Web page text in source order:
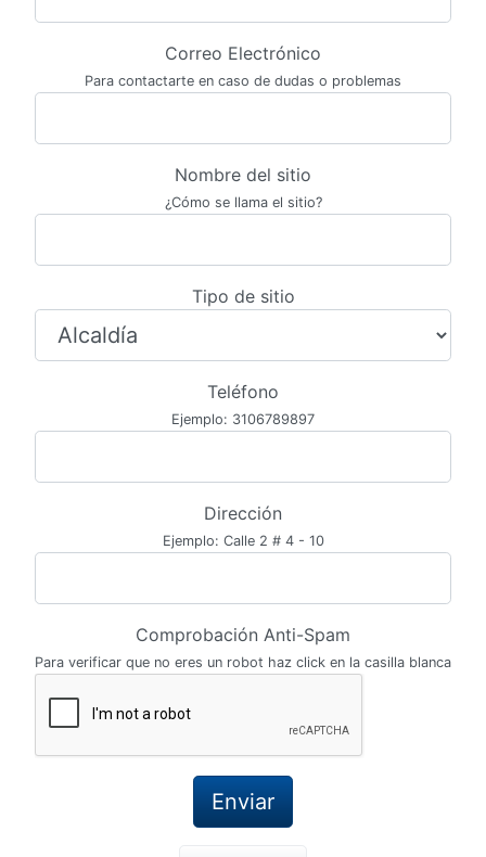
Correo Electrónico
Para contactarte en caso de dudas o problemas
Nombre del sitio
¿Cómo se llama el sitio?
Tipo de sitio
Teléfono
Ejemplo: 3106789897
Dirección
Ejemplo: Calle 2 # 4 - 10
Comprobación Anti-Spam
Para verificar que no eres un robot haz click en la casilla blanca